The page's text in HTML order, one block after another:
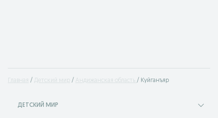
Главная Детский мир Андижанская область Куйганъяр
ДЕТСКИЙ МИР